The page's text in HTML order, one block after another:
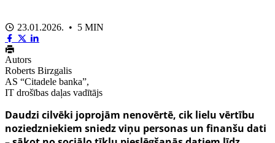
23.01.2026. • 5 MIN
Autors
Roberts Birzgalis
AS “Citadele banka”,
IT drošības daļas vadītājs
Daudzi cilvēki joprojām nenovērtē, cik lielu vērtību
noziedzniekiem sniedz viņu personas un finanšu dati